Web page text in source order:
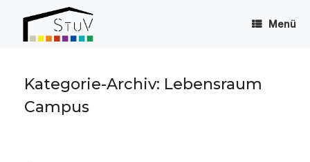
Menü
Kategorie-Archiv: Lebensraum
Campus